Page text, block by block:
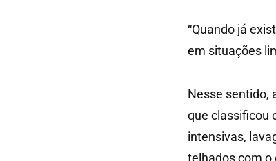
“Quando já
em situações
Nesse sentido,
que classificou
intensivas,
telhados com o